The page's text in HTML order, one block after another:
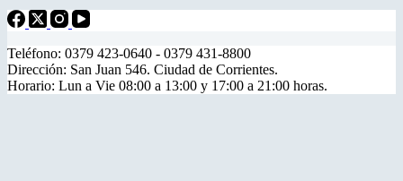
Teléfono: 0379 423-0640 - 0379 431-8800
Dirección: San Juan 546. Ciudad de Corrientes.
Horario: Lun a Vie 08:00 a 13:00 y 17:00 a 21:00 horas.